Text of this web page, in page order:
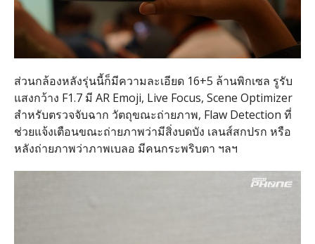
ส่วนกล้องหลังรุ่นนี้ก็มีความละเอียด 16+5 ล้านพิกเซล รูรับ
แสงกว้าง F1.7 มี AR Emoji, Live Focus, Scene Optimizer
สำหรับตรวจจับฉาก วัตถุขณะถ่ายภาพ, Flaw Detection ที่
ช่วยแจ้งเตือนขณะถ่ายภาพว่ามีสิ่งบดบัง เลนส์สกปรก หรือ
หลังถ่ายภาพว่าภาพเบลอ มีคนกระพริบตา ฯลฯ